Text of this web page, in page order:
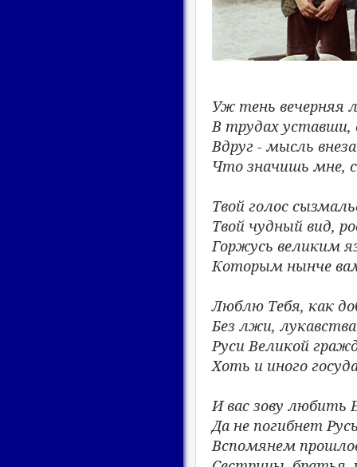
Уж тень вечерняя
В трудах
Вдруг - мысль
Что значишь мне,
Твой голос
Твой чудный вид,
Горжусь великим
Которым нынче
Люблю Тебя, как
Без лжи,
Руси Великой
Хоть и иного
И вас зову любить
Да не погибнет
Вспомянем